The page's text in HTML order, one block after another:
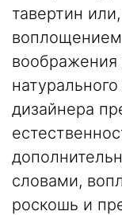
тавертин
дизайнера
словами,
роскошь и